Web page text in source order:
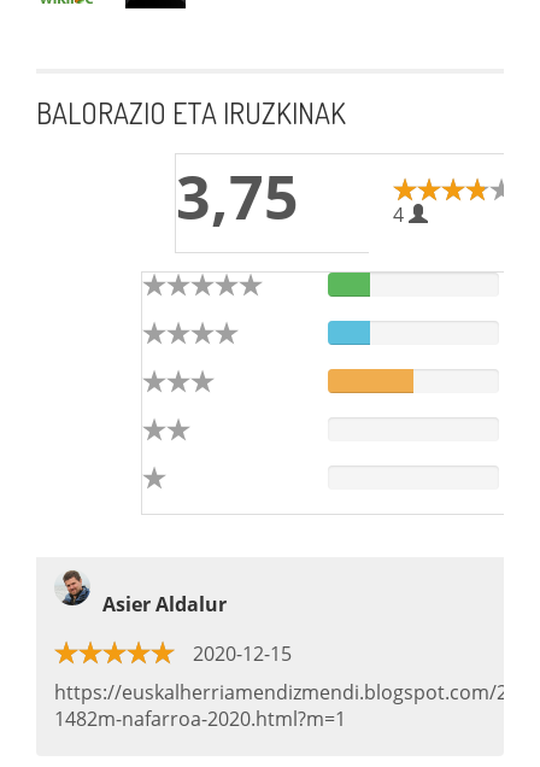
BALORAZIO ETA IRUZKINAK
3,75 4
Asier Aldalur
2020-12-15
https://euskalherriamendizmendi.blogspot.com/
1482m-nafarroa-2020.html?m=1